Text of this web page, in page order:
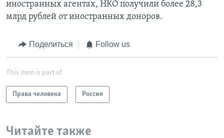
иностранных агентах, НКО получили более 28,3
млрд рублей от иностранных доноров.
Поделиться Follow us
This item is part of
Права человека Россия
Читайте также